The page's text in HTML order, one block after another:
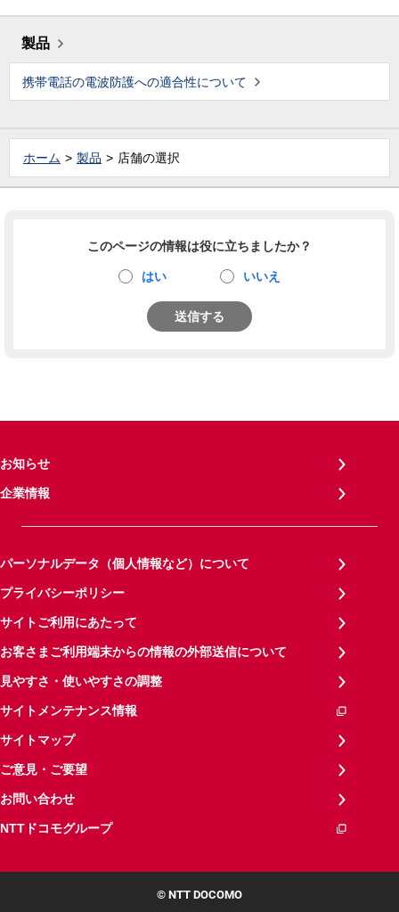
製品
携帯電話の電波防護への適合性について
ホーム 製品 店舗の選択
このページの情報は役に立ちましたか？
はい いいえ
送信する
お知らせ
企業情報
パーソナルデータ（個人情報など）について
プライバシーポリシー
サイトご利用にあたって
お客さまご利用端末からの情報の外部送信について
見やすさ・使いやすさの調整
サイトメンテナンス情報
サイトマップ
ご意見・ご要望
お問い合わせ
NTTドコモグループ
© NTT DOCOMO